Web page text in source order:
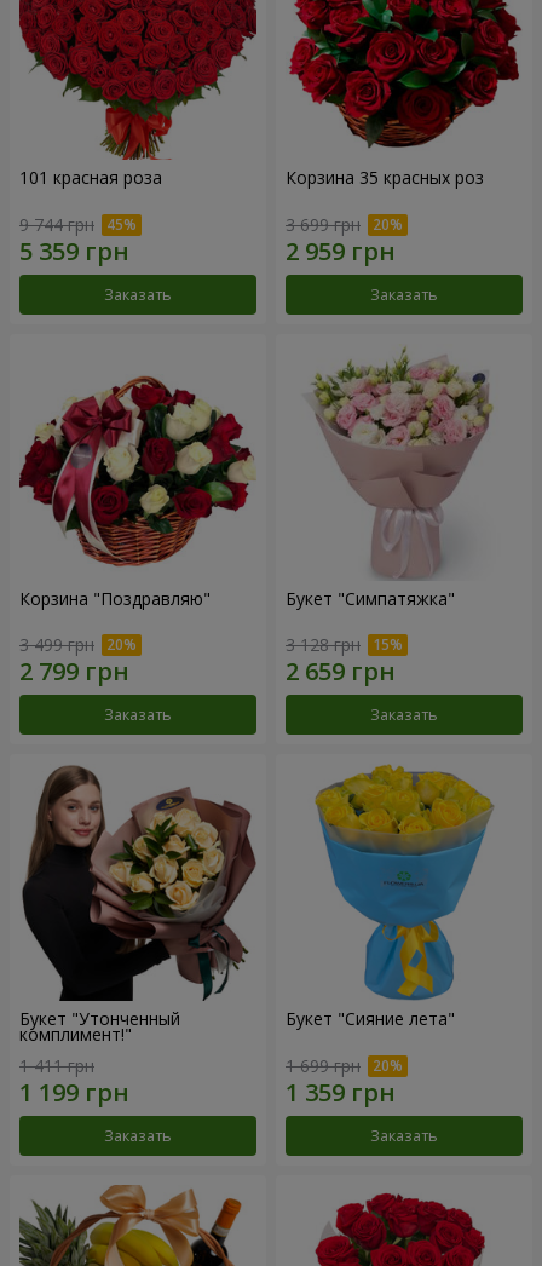
101 красная роза
9 744 грн
Заказать
Корзина 35 красных роз
3 699 грн
Заказать
Корзина "Поздравляю"
3 499 грн
Заказать
Букет "Симпатяжка"
3 128 грн
Заказать
Букет "Утонченный
комплимент!"
1 411 грн
Заказать
Букет "Сияние лета"
1 699 грн
Заказать